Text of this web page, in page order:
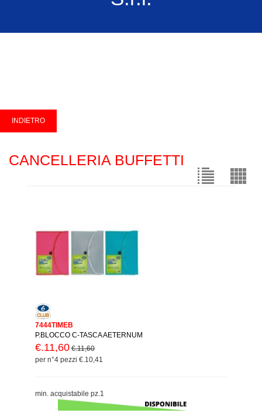
CANCELLERIA BUFFETTI
7444TIMEB
P.BLOCCO C-TASCA AETERNUM
€.11,60 €.11,60
per n°4 pezzi €.10,41
min. acquistabile pz.1